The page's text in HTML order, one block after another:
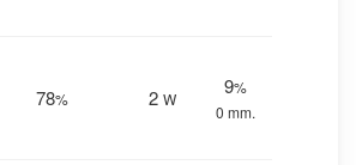
78% 2 W
9%
0 mm.